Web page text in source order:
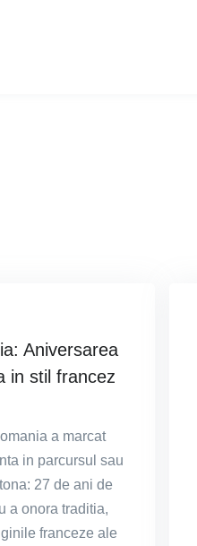
Aniversarea
in stil francez
a marcat
in parcursul sau
27 de ani de
a onora traditia,
franceze ale